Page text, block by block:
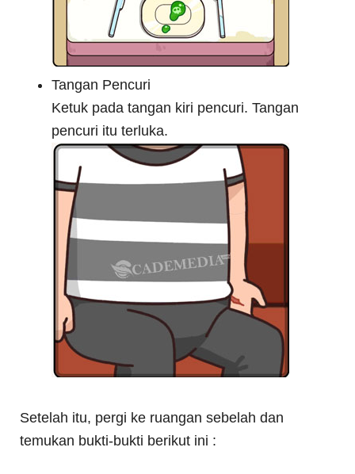
Tangan Pencuri
Ketuk pada tangan kiri pencuri. Tangan
pencuri itu terluka.
Setelah itu, pergi ke ruangan sebelah dan
temukan bukti-bukti berikut ini :